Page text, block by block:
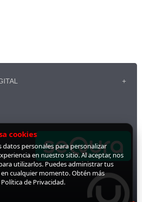
cookies
datos personales para personalizar
en nuestro sitio. Al aceptar, nos
utilizarlos. Puedes administrar tus
cualquier momento. Obtén más
de Privacidad.